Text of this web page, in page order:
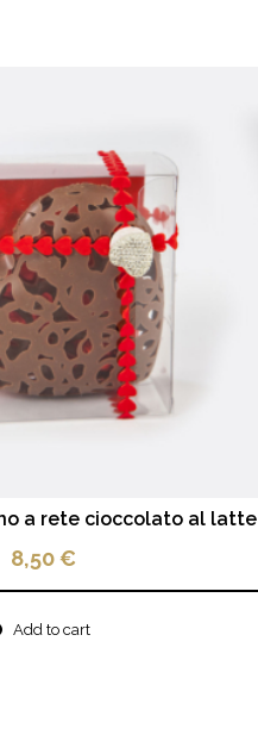
a rete cioccolato al latte
8,50€
Add to cart